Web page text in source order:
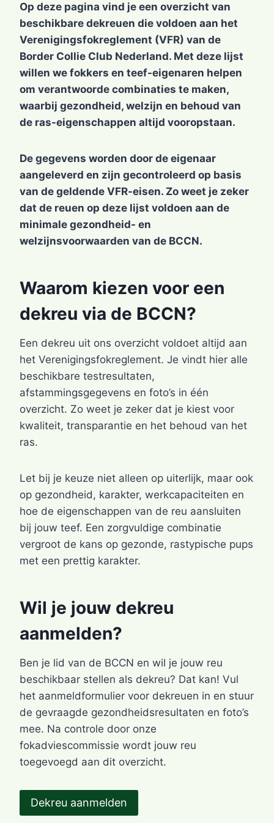
Op deze pagina vind je een overzicht van
beschikbare dekreuen die voldoen aan het
Verenigingsfokreglement (VFR) van de
Border Collie Club Nederland. Met deze lijst
willen we fokkers en teef-eigenaren helpen
om verantwoorde combinaties te maken,
waarbij gezondheid, welzijn en behoud van
de ras-eigenschappen altijd vooropstaan.
De gegevens worden door de eigenaar
aangeleverd en zijn gecontroleerd op basis
van de geldende VFR-eisen. Zo weet je zeker
dat de reuen op deze lijst voldoen aan de
minimale gezondheid- en
welzijnsvoorwaarden van de BCCN.
Waarom kiezen voor een
dekreu via de BCCN?
Een dekreu uit ons overzicht voldoet altijd aan
het Verenigingsfokreglement. Je vindt hier alle
beschikbare testresultaten,
afstammingsgegevens en foto’s in één
overzicht. Zo weet je zeker dat je kiest voor
kwaliteit, transparantie en het behoud van het
ras.
Let bij je keuze niet alleen op uiterlijk, maar ook
op gezondheid, karakter, werkcapaciteiten en
hoe de eigenschappen van de reu aansluiten
bij jouw teef. Een zorgvuldige combinatie
vergroot de kans op gezonde, rastypische pups
met een prettig karakter.
Wil je jouw dekreu
aanmelden?
Ben je lid van de BCCN en wil je jouw reu
beschikbaar stellen als dekreu? Dat kan! Vul
het aanmeldformulier voor dekreuen in en stuur
de gevraagde gezondheidsresultaten en foto’s
mee. Na controle door onze
fokadviescommissie wordt jouw reu
toegevoegd aan dit overzicht.
Dekreu aanmelden